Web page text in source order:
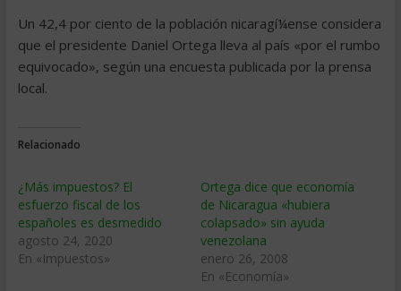
Un 42,4 por ciento de la población nicaragí¼ense considera
que el presidente Daniel Ortega lleva al paí­s «por el rumbo
equivocado», según una encuesta publicada por la prensa
local.
Relacionado
¿Más impuestos? El
esfuerzo fiscal de los
españoles es desmedido
agosto 24, 2020
En «Impuestos»
Ortega dice que economí­a
de Nicaragua «hubiera
colapsado» sin ayuda
venezolana
enero 26, 2008
En «Economía»